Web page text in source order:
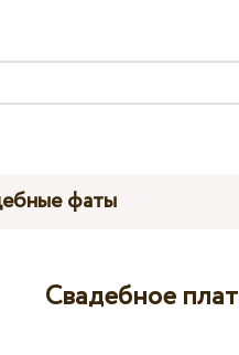
фаты
Свадебное